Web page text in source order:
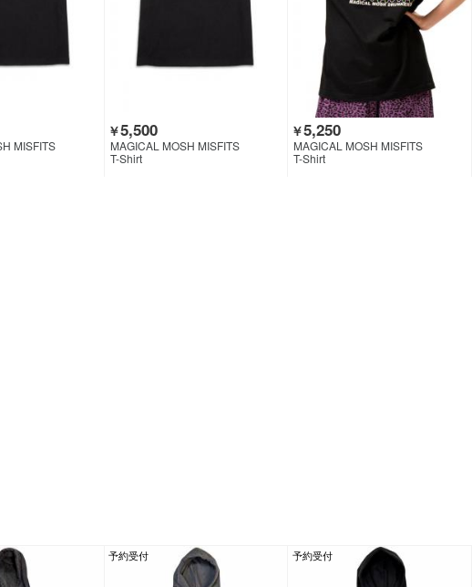
MISFITS
￥5,500
MAGICAL MOSH MISFITS
T-Shirt
￥5,250
MAGICAL MOSH MISFITS
T-Shirt
予約受付 予約受付